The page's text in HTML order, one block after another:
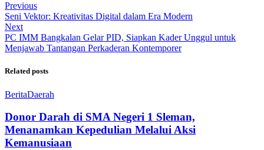
Previous
Seni Vektor: Kreativitas Digital dalam Era Modern
Next
PC IMM Bangkalan Gelar PID, Siapkan Kader Unggul untuk
Menjawab Tantangan Perkaderan Kontemporer
Related posts
BeritaDaerah
Donor Darah di SMA Negeri 1 Sleman,
Menanamkan Kepedulian Melalui Aksi
Kemanusiaan